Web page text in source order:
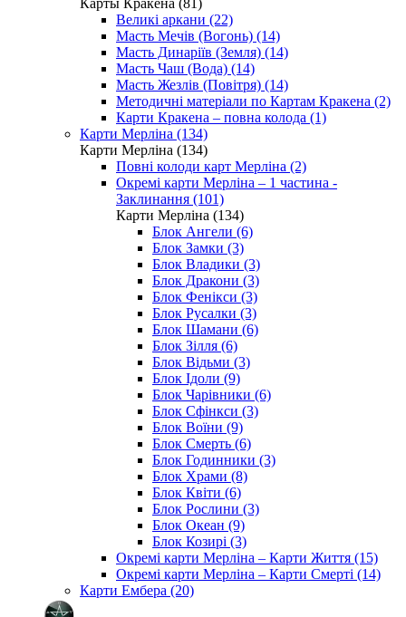
Карты Кракена (81)
Великі аркани (22)
Масть Мечів (Вогонь) (14)
Масть Динаріїв (Земля) (14)
Масть Чаш (Вода) (14)
Масть Жезлів (Повітря) (14)
Методичні матеріали по Картам Кракена (2)
Карти Кракена – повна колода (1)
Карти Мерліна (134)
Карти Мерліна (134)
Повні колоди карт Мерліна (2)
Окремі карти Мерліна – 1 частина -
Заклинання (101)
Карти Мерліна (134)
Блок Ангели (6)
Блок Замки (3)
Блок Владики (3)
Блок Дракони (3)
Блок Фенікси (3)
Блок Русалки (3)
Блок Шамани (6)
Блок Зілля (6)
Блок Відьми (3)
Блок Ідоли (9)
Блок Чарівники (6)
Блок Сфінкси (3)
Блок Воїни (9)
Блок Смерть (6)
Блок Годинники (3)
Блок Храми (8)
Блок Квіти (6)
Блок Рослини (3)
Блок Океан (9)
Блок Козирі (3)
Окремі карти Мерліна – Карти Життя (15)
Окремі карти Мерліна – Карти Смерті (14)
Карти Ембера (20)